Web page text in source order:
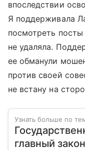
впоследствии
Я поддерживала
посмотреть посты
не удаляла.
ее обманули
против своей
не встану на
Узнать больше по
главный